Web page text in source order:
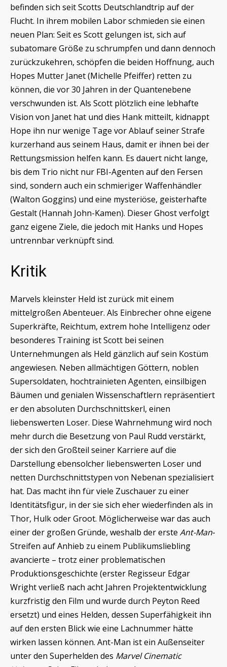
befinden sich seit Scotts Deutschlandtrip auf der
Flucht. In ihrem mobilen Labor schmieden sie einen
neuen Plan: Seit es Scott gelungen ist, sich auf
subatomare Größe zu schrumpfen und dann dennoch
zurückzukehren, schöpfen die beiden Hoffnung, auch
Hopes Mutter Janet (Michelle Pfeiffer) retten zu
können, die vor 30 Jahren in der Quantenebene
verschwunden ist. Als Scott plötzlich eine lebhafte
Vision von Janet hat und dies Hank mitteilt, kidnappt
Hope ihn nur wenige Tage vor Ablauf seiner Strafe
kurzerhand aus seinem Haus, damit er ihnen bei der
Rettungsmission helfen kann. Es dauert nicht lange,
bis dem Trio nicht nur FBI-Agenten auf den Fersen
sind, sondern auch ein schmieriger Waffenhändler
(Walton Goggins) und eine mysteriöse, geisterhafte
Gestalt (Hannah John-Kamen). Dieser Ghost verfolgt
ganz eigene Ziele, die jedoch mit Hanks und Hopes
untrennbar verknüpft sind.
Kritik
Marvels kleinster Held ist zurück mit einem
mittelgroßen Abenteuer. Als Einbrecher ohne eigene
Superkräfte, Reichtum, extrem hohe Intelligenz oder
besonderes Training ist Scott bei seinen
Unternehmungen als Held gänzlich auf sein Kostüm
angewiesen. Neben allmächtigen Göttern, noblen
Supersoldaten, hochtrainieten Agenten, einsilbigen
Bäumen und genialen Wissenschaftlern repräsentiert
er den absoluten Durchschnittskerl, einen
liebenswerten Loser. Diese Wahrnehmung wird noch
mehr durch die Besetzung von Paul Rudd verstärkt,
der sich den Großteil seiner Karriere auf die
Darstellung ebensolcher liebenswerten Loser und
netten Durchschnittstypen von Nebenan spezialisiert
hat. Das macht ihn für viele Zuschauer zu einer
Identitätsfigur, in der sie sich eher wiederfinden als in
Thor, Hulk oder Groot. Möglicherweise war das auch
einer der großen Gründe, weshalb der erste Ant-Man-
Streifen auf Anhieb zu einem Publikumsliebling
avancierte – trotz einer problematischen
Produktionsgeschichte (erster Regisseur Edgar
Wright verließ nach acht Jahren Projektentwicklung
kurzfristig den Film und wurde durch Peyton Reed
ersetzt) und eines Helden, dessen Superfähigkeit ihn
auf den ersten Blick wie eine Lachnummer hätte
wirken lassen können. Ant-Man ist ein Außenseiter
unter den Superhelden des Marvel Cinematic